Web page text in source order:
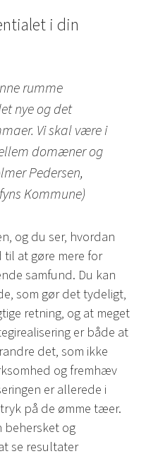
i din
rumme
nye og det
Vi skal være i
domæner og
Pedersen,
Kommune)
og du ser, hvordan
at gøre mere for
samfund. Du kan
som gør det tydeligt,
retning, og at meget
er både at
det, som ikke
og fremhæv
er allerede i
på de ømme tæer.
og
se resultater